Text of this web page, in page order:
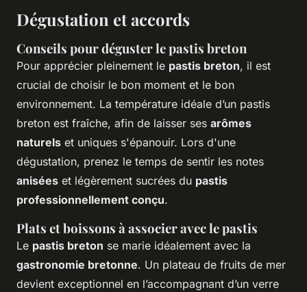
Dégustation et accords
Conseils pour déguster le pastis breton
Pour apprécier pleinement le pastis breton, il est
crucial de choisir le bon moment et le bon
environnement. La température idéale d’un pastis
breton est fraîche, afin de laisser ses arômes
naturels et uniques s'épanouir. Lors d'une
dégustation, prenez le temps de sentir les notes
anisées et légèrement sucrées du pastis
professionnellement conçu.
Plats et boissons à associer avec le pastis
Le pastis breton se marie idéalement avec la
gastronomie bretonne. Un plateau de fruits de mer
devient exceptionnel en l’accompagnant d’un verre